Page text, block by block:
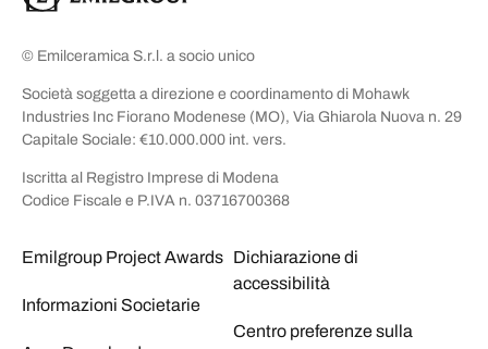
© Emilceramica S.r.l. a socio unico
Società soggetta a direzione e coordinamento di Mohawk
Industries Inc Fiorano Modenese (MO), Via Ghiarola Nuova n. 29
Capitale Sociale: €10.000.000 int. vers.
Iscritta al Registro Imprese di Modena
Codice Fiscale e P.IVA n. 03716700368
Emilgroup Project Awards
Informazioni Societarie
Dichiarazione di
accessibilità
Centro preferenze sulla